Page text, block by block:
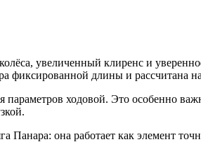
увеличенный клиренс и
фиксированной длины и рассчитана
параметров ходовой. Это особенно
она работает как элемент